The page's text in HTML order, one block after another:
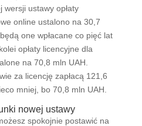
ustawy opłaty
online ustalono na 30,7
one wpłacane co pięć lat
opłaty licencyjne dla
na 70,8 mln UAH.
za licencję zapłacą 121,6
mniej, bo 70,8 mln UAH.
nowej ustawy
spokojnie postawić na